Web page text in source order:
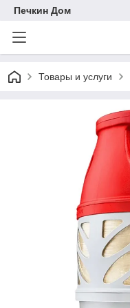
Печкин Дом
Товары и услуги